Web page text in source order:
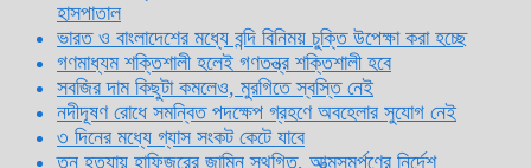
হাসপাতাল
ভারত ও বাংলাদেশের মধ্যে বন্দি বিনিময় চুক্তি উপেক্ষা করা হচ্ছে
গণমাধ্যম শক্তিশালী হলেই গণতন্ত্র শক্তিশালী হবে
সবজির দাম কিছুটা কমলেও, মুরগিতে স্বস্তি নেই
নদীদূষণ রোধে সমন্বিত পদক্ষেপ গ্রহণে অবহেলার সুযোগ নেই
৩ দিনের মধ্যে গ্যাস সংকট কেটে যাবে
তনু হত্যায় হাফিজুরের জামিন স্থগিত, আত্মসমর্পণের নির্দেশ